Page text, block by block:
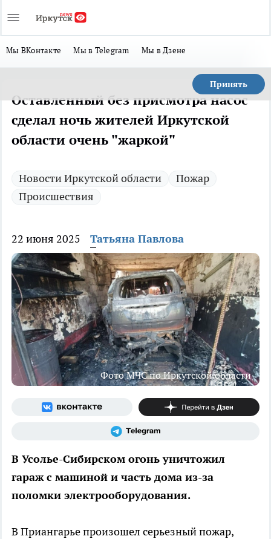
Мы ВКонтакте Мы в Telegram Мы в Дзене
Принять
Оставленный без присмотра насос
сделал ночь жителей Иркутской
области очень "жаркой"
Новости Иркутской области
Пожар
Происшествия
22 июня 2025 Татьяна Павлова
Фото МЧС по Иркутской области
В Усолье-Сибирском огонь уничтожил
гараж с машиной и часть дома из-за
поломки электрооборудования.
В Приангарье произошел серьезный пожар,